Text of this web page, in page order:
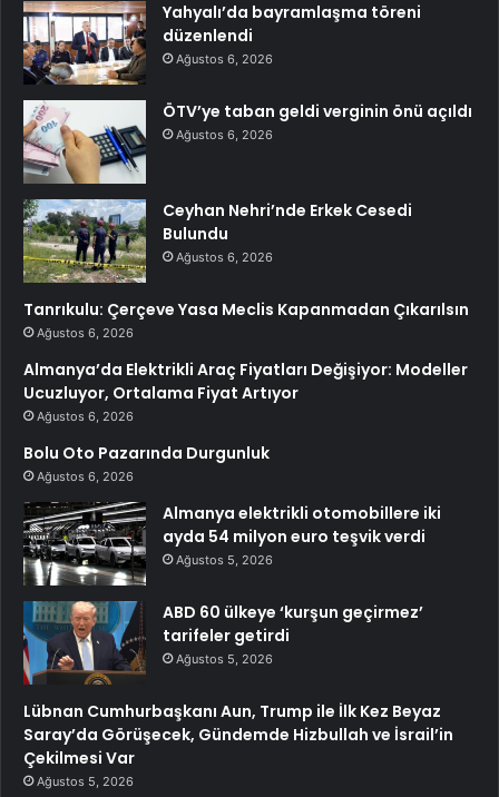
Yahyalı’da bayramlaşma töreni
düzenlendi
Ağustos 6, 2026
ÖTV’ye taban geldi verginin önü açıldı
Ağustos 6, 2026
Ceyhan Nehri’nde Erkek Cesedi
Bulundu
Ağustos 6, 2026
Tanrıkulu: Çerçeve Yasa Meclis Kapanmadan Çıkarılsın
Ağustos 6, 2026
Almanya’da Elektrikli Araç Fiyatları Değişiyor: Modeller
Ucuzluyor, Ortalama Fiyat Artıyor
Ağustos 6, 2026
Bolu Oto Pazarında Durgunluk
Ağustos 6, 2026
Almanya elektrikli otomobillere iki
ayda 54 milyon euro teşvik verdi
Ağustos 5, 2026
ABD 60 ülkeye ‘kurşun geçirmez’
tarifeler getirdi
Ağustos 5, 2026
Lübnan Cumhurbaşkanı Aun, Trump ile İlk Kez Beyaz
Saray’da Görüşecek, Gündemde Hizbullah ve İsrail’in
Çekilmesi Var
Ağustos 5, 2026